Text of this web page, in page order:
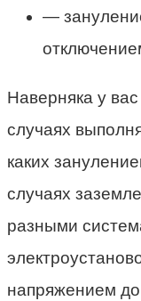
—
Наверняка у
случаях
каких
случаях
разными
напряжением